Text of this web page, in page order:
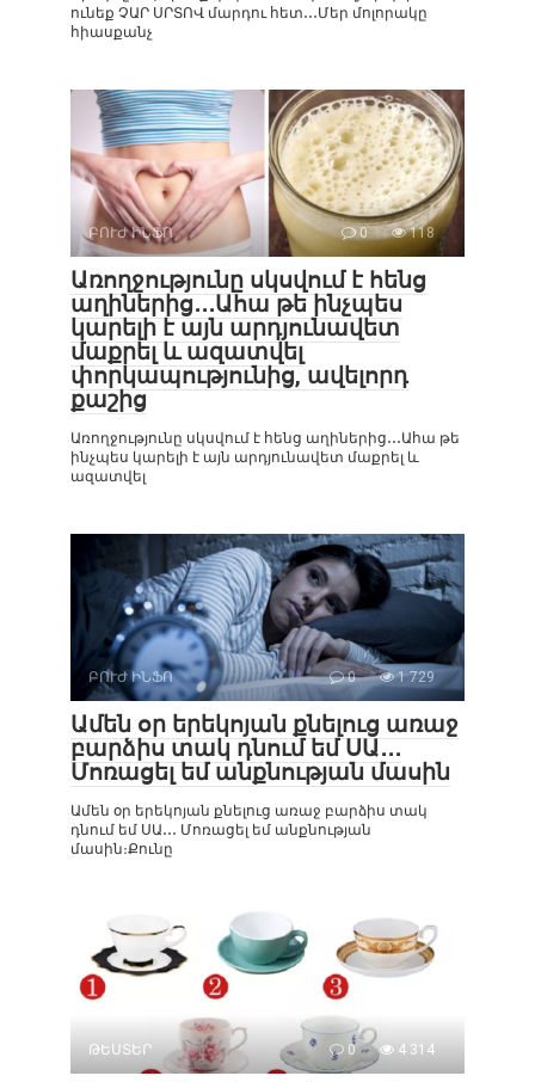
ունեք ՉԱՐ ՍՐՏՈՎ մարդու հետ․․․Մեր մոլորակը
հիասքանչ
ԲՈՒԺ ԻՆՖՈ 0 118
Առողջությունը սկսվում է հենց
աղիներից․․․Ահա թե ինչպես
կարելի է այն արդյունավետ
մաքրել և ազատվել
փորկապությունից, ավելորդ
քաշից
Առողջությունը սկսվում է հենց աղիներից․․․Ահա թե
ինչպես կարելի է այն արդյունավետ մաքրել և
ազատվել
ԲՈՒԺ ԻՆՖՈ 0 1 729
Ամեն օր երեկոյան քնելուց առաջ
բարձիս տակ դնում եմ ՍԱ․․․
Մոռացել եմ անքնության մասին
Ամեն օր երեկոյան քնելուց առաջ բարձիս տակ
դնում եմ ՍԱ․․․ Մոռացել եմ անքնության
մասին։Քունը
ԹԵՍՏԵՐ 0 4 314